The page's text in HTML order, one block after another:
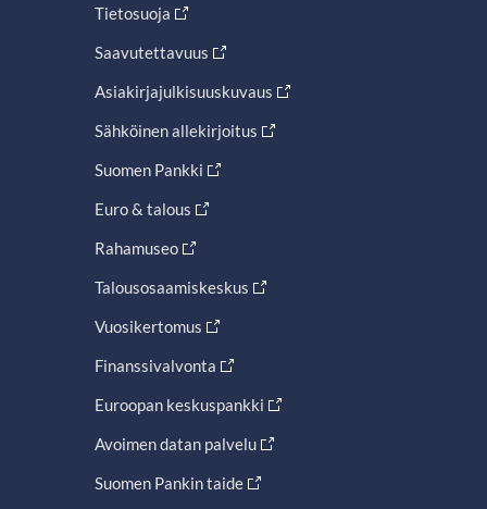
Tietosuoja
Saavutettavuus
Asiakirjajulkisuuskuvaus
Sähköinen allekirjoitus
Suomen Pankki
Euro & talous
Rahamuseo
Talousosaamiskeskus
Vuosikertomus
Finanssivalvonta
Euroopan keskuspankki
Avoimen datan palvelu
Suomen Pankin taide